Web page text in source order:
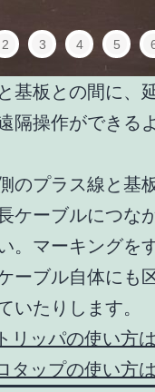
2 3 4 5
基板との間に、
隔操作ができる
のプラス線と基
ケーブルにつな
。マーキングを
ーブル自体にも
いたりします。
リッパの使い方は
タップの使い方は